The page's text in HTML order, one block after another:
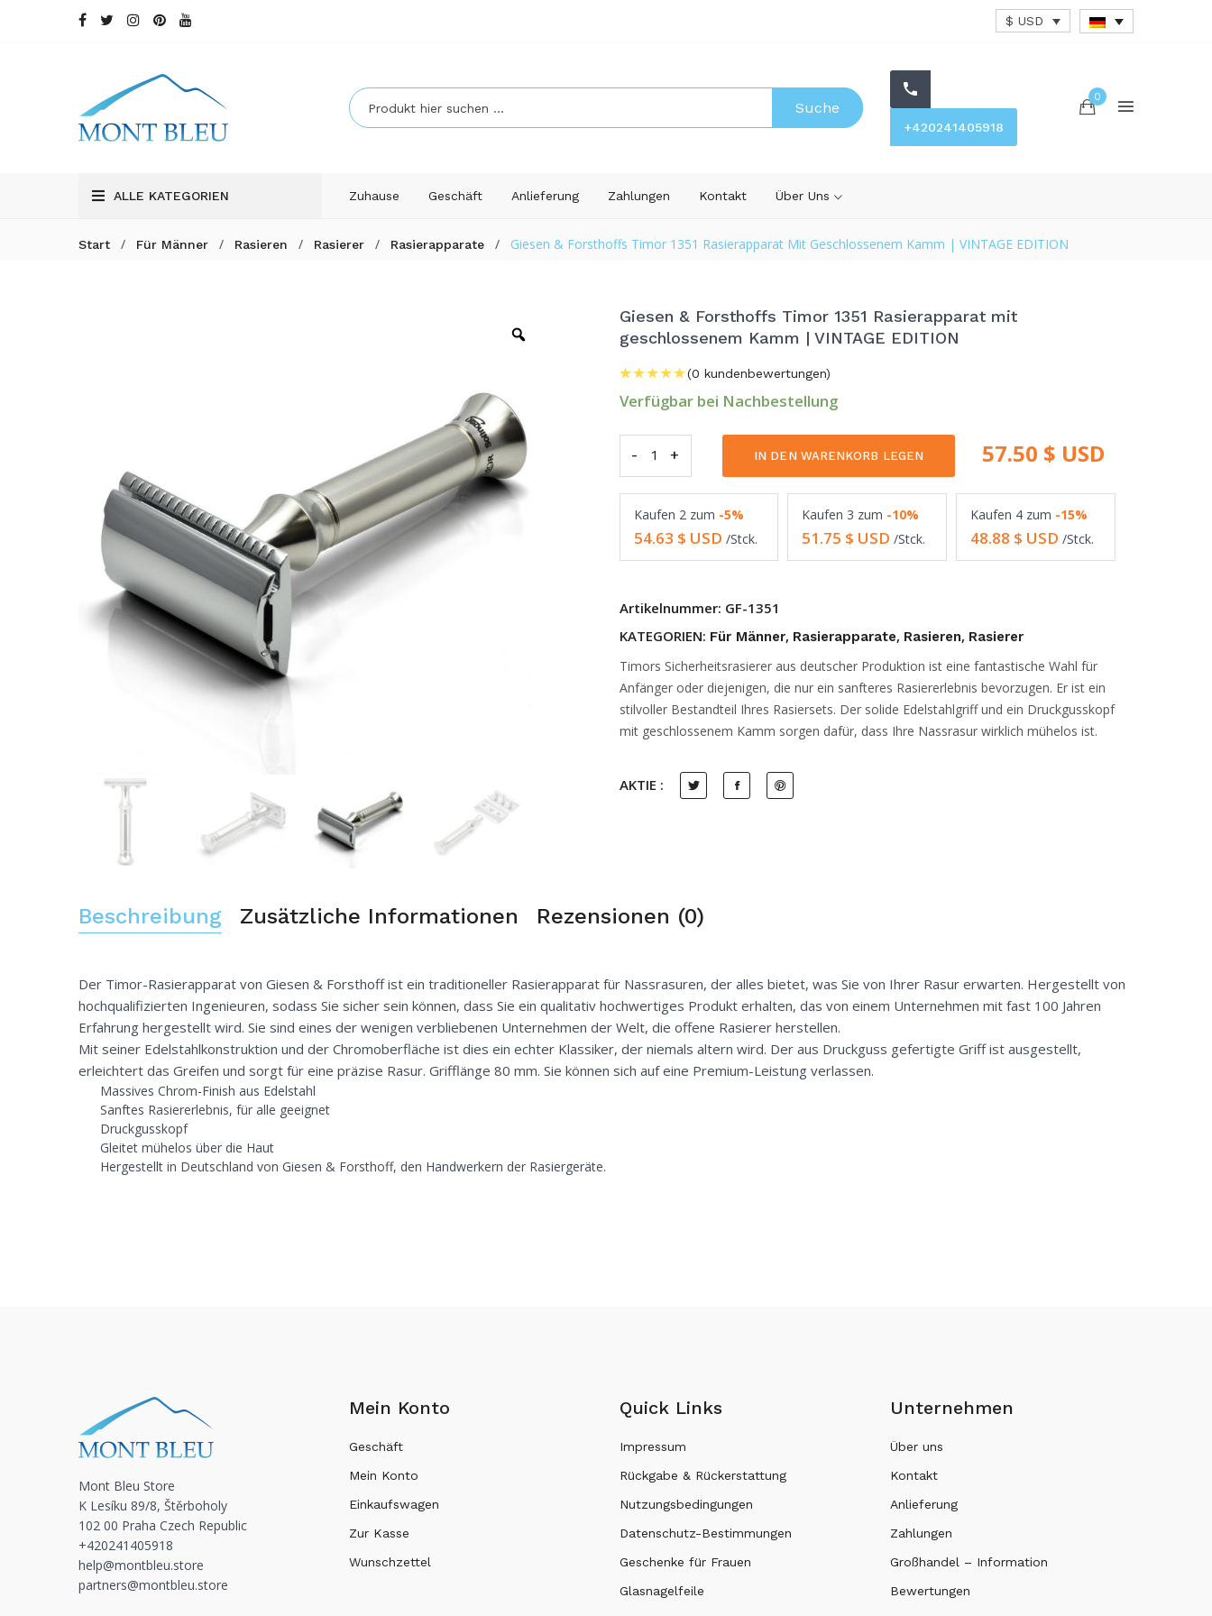
$ USD
Suche
+420241405918
0
ALLE KATEGORIEN Zuhause Geschäft Anlieferung Zahlungen Kontakt Über Uns
Start / Für Männer / Rasieren / Rasierer / Rasierapparate / Giesen & Forsthoffs Timor 1351 Rasierapparat Mit Geschlossenem Kamm | VINTAGE EDITION
Giesen & Forsthoffs Timor 1351 Rasierapparat mit
geschlossenem Kamm | VINTAGE EDITION
(0 kundenbewertungen)
Verfügbar bei Nachbestellung
-
Giesen
&
Timor
1351
geschlossenem
Kamm
|
VINTAGE
EDITION
quantity
+ IN DEN WARENKORB LEGEN 57.50 $ USD
Kaufen 2 zum -5%
54.63 $ USD /Stck.
Kaufen 3 zum -10%
51.75 $ USD /Stck.
Kaufen 4 zum -15%
48.88 $ USD /Stck.
Artikelnummer: GF-1351
KATEGORIEN: Für Männer, Rasierapparate, Rasieren, Rasierer
Timors Sicherheitsrasierer aus deutscher Produktion ist eine fantastische Wahl für
Anfänger oder diejenigen, die nur ein sanfteres Rasiererlebnis bevorzugen. Er ist ein
stilvoller Bestandteil Ihres Rasiersets. Der solide Edelstahlgriff und ein Druckgusskopf
mit geschlossenem Kamm sorgen dafür, dass Ihre Nassrasur wirklich mühelos ist.
AKTIE :
Beschreibung Zusätzliche Informationen Rezensionen (0)
Der Timor-Rasierapparat von Giesen & Forsthoff ist ein traditioneller Rasierapparat für Nassrasuren, der alles bietet, was Sie von Ihrer Rasur erwarten. Hergestellt von
hochqualifizierten Ingenieuren, sodass Sie sicher sein können, dass Sie ein qualitativ hochwertiges Produkt erhalten, das von einem Unternehmen mit fast 100 Jahren
Erfahrung hergestellt wird. Sie sind eines der wenigen verbliebenen Unternehmen der Welt, die offene Rasierer herstellen.
Mit seiner Edelstahlkonstruktion und der Chromoberfläche ist dies ein echter Klassiker, der niemals altern wird. Der aus Druckguss gefertigte Griff ist ausgestellt,
erleichtert das Greifen und sorgt für eine präzise Rasur. Grifflänge 80 mm. Sie können sich auf eine Premium-Leistung verlassen.
Massives Chrom-Finish aus Edelstahl
Sanftes Rasiererlebnis, für alle geeignet
Druckgusskopf
Gleitet mühelos über die Haut
Hergestellt in Deutschland von Giesen & Forsthoff, den Handwerkern der Rasiergeräte.
Mont Bleu Store
K Lesíku 89/8, Štěrboholy
102 00 Praha Czech Republic
+420241405918
help@montbleu.store
partners@montbleu.store
Mein Konto
Geschäft
Mein Konto
Einkaufswagen
Zur Kasse
Wunschzettel
Quick Links
Impressum
Rückgabe & Rückerstattung
Nutzungsbedingungen
Datenschutz-Bestimmungen
Geschenke für Frauen
Glasnagelfeile
Unternehmen
Über uns
Kontakt
Anlieferung
Zahlungen
Großhandel – Information
Bewertungen